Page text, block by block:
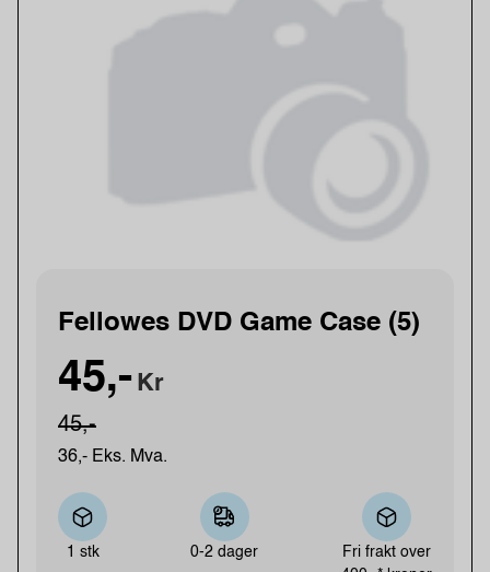
Fellowes DVD Game Case (5)
45,- Kr
45,-
36,- Eks. Mva.
1 stk 0-2 dager
Fri frakt over